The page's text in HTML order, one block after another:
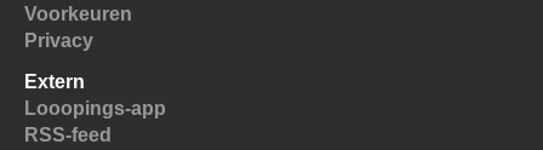
Voorkeuren
Privacy
Extern
Looopings-app
RSS-feed